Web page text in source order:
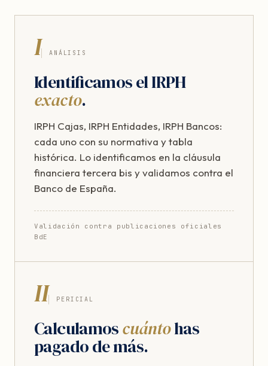
I ANÁLISIS
Identificamos el IRPH
exacto.
IRPH Cajas, IRPH Entidades, IRPH Bancos:
cada uno con su normativa y tabla
histórica. Lo identificamos en la cláusula
financiera tercera bis y validamos contra el
Banco de España.
Validación contra publicaciones oficiales
BdE
II PERICIAL
Calculamoscuántohas
pagado de más.